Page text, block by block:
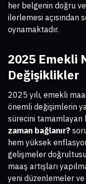
her belgenin doğru
ilerlemesi açısından
oynamaktadır.
2025 Emekli
Değişiklikler
2025 yılı, emekli
önemli değişimlerin
sürecini tamamlayan
zaman bağlanır?
hem yüksek
gelişmeler
maaş artışları
yeni düzenlemeler